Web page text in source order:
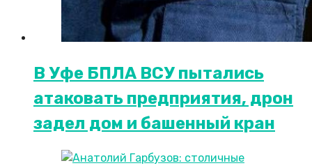
В Уфе БПЛА ВСУ пытались
атаковать предприятия, дрон
задел дом и башенный кран